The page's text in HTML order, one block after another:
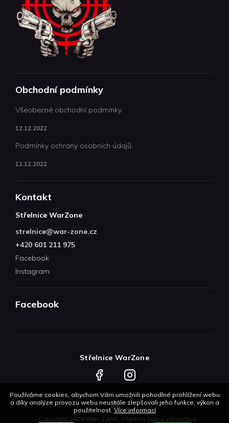
Používáme cookies, abychom Vám umožnili pohodlné prohlížení webu
a díky analýze provozu webu neustále zlepšovali jeho funkce, výkon a
použitelnost.Více informací
Obchodní podmínky
Všeobecné obchodní podmínky
12.12.2022
Podmínky ochrany osobních údajů.
12.12.2022
Kontakt
Střelnice WarZone
strelnice@war-zone.cz
+420 601 211 975
Facebook
Instagram
Facebook
Copyright 2026 War-Zone . Všechna práva vyhrazena.
Střelnice WarZone
FacebookInstagram